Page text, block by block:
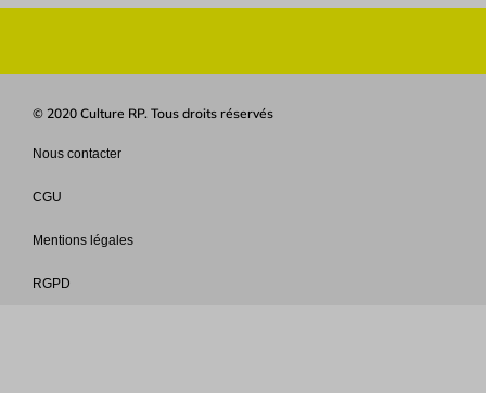
© 2020 Culture RP. Tous droits réservés
Nous contacter
CGU
Mentions légales
RGPD